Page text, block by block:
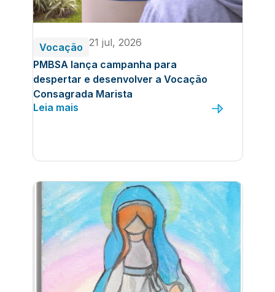
Vocação 21 jul, 2026
PMBSA lança campanha para
despertar e desenvolver a Vocação
Consagrada Marista
Leia mais